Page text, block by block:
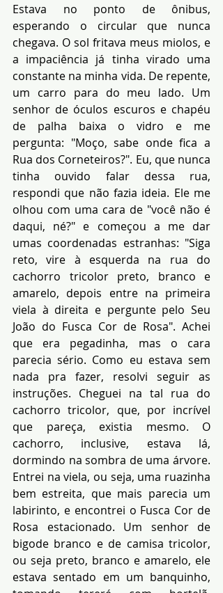
Estava no ponto de ônibus,
esperando o circular que nunca
chegava. O sol fritava meus miolos, e
a impaciência já tinha virado uma
constante na minha vida. De repente,
um carro para do meu lado. Um
senhor de óculos escuros e chapéu
de palha baixa o vidro e me
pergunta: "Moço, sabe onde fica a
Rua dos Corneteiros?". Eu, que nunca
tinha ouvido falar dessa rua,
respondi que não fazia ideia. Ele me
olhou com uma cara de "você não é
daqui, né?" e começou a me dar
umas coordenadas estranhas: "Siga
reto, vire à esquerda na rua do
cachorro tricolor preto, branco e
amarelo, depois entre na primeira
viela à direita e pergunte pelo Seu
João do Fusca Cor de Rosa". Achei
que era pegadinha, mas o cara
parecia sério. Como eu estava sem
nada pra fazer, resolvi seguir as
instruções. Cheguei na tal rua do
cachorro tricolor, que, por incrível
que pareça, existia mesmo. O
cachorro, inclusive, estava lá,
dormindo na sombra de uma árvore.
Entrei na viela, ou seja, uma ruazinha
bem estreita, que mais parecia um
labirinto, e encontrei o Fusca Cor de
Rosa estacionado. Um senhor de
bigode branco e de camisa tricolor,
ou seja preto, branco e amarelo, ele
estava sentado em um banquinho,